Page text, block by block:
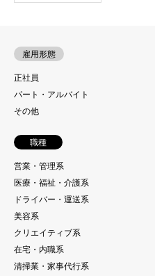
雇用形態
正社員
パート・アルバイト
その他
職種
営業・管理系
医療・福祉・介護系
ドライバー・運送系
美容系
クリエイティブ系
在宅・内職系
清掃業・家事代行系